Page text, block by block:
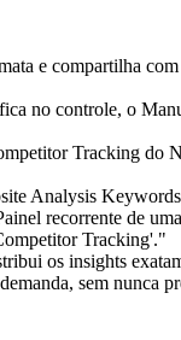
e compartilha
no controle, o
Analysis
recorrente de
Tracking'."
os insights
sem nunca